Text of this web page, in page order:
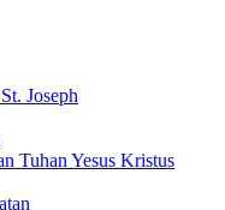
Joseph
Tuhan Yesus Kristus